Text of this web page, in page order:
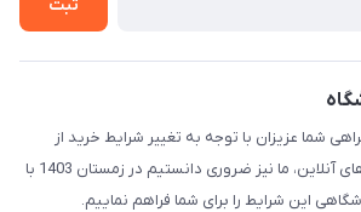
ثبت
سال از همراهی شما عزیزان با توجه به تغییر شرایط خرید از
روش‌های سنتی به روش‌های آنلاین، ما نیز ضروری دانستیم در زمستان 1403 با
این شرایط را برای شما فراهم نماییم.